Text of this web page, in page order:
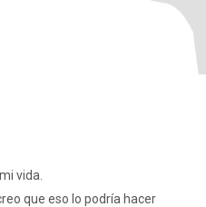
vida.
que eso lo podría hacer